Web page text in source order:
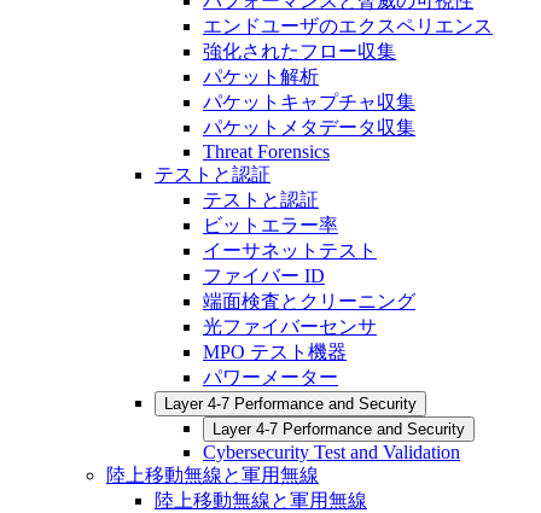
エンドユーザのエクスペリエンス
強化されたフロー収集
パケット解析
パケットキャプチャ収集
パケットメタデータ収集
Threat Forensics
テストと認証
テストと認証
ビットエラー率
イーサネットテスト
ファイバー ID
端面検査とクリーニング
光ファイバーセンサ
MPO テスト機器
パワーメーター
Layer 4-7 Performance and Security
Layer 4-7 Performance and Security
Cybersecurity Test and Validation
陸上移動無線と軍用無線
陸上移動無線と軍用無線